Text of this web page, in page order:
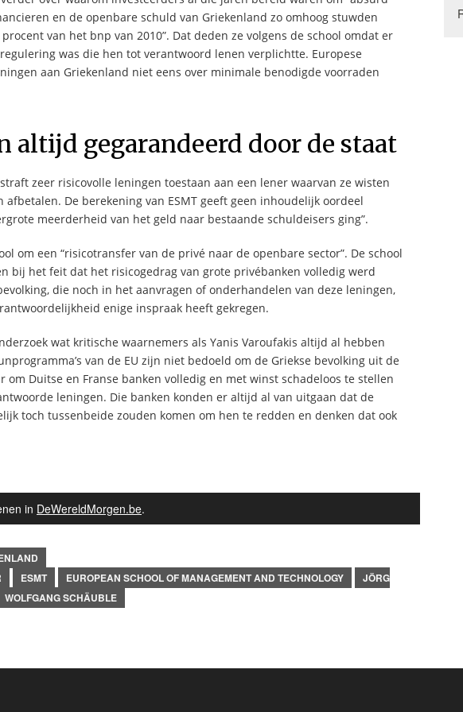
en de openbare schuld van Griekenland zo omhoog stuwden
van het bnp van 2010”. Dat deden ze volgens de school omdat er
was die hen tot verantwoord lenen verplichtte. Europese
aan Griekenland niet eens over minimale benodigde voorraden
altijd gegarandeerd door de staat
zeer risicovolle leningen toestaan aan een lener waarvan ze wisten
De berekening van ESMT geeft geen inhoudelijk oordeel
meerderheid van het geld naar bestaande schuldeisers ging”.
om een “risicotransfer van de privé naar de openbare sector”. De school
bij het feit dat het risicogedrag van grote privébanken volledig werd
die noch in het aanvragen of onderhandelen van deze leningen,
enige inspraak heeft gekregen.
wat kritische waarnemers als Yanis Varoufakis altijd al hebben
van de EU zijn niet bedoeld om de Griekse bevolking uit de
Duitse en Franse banken volledig en met winst schadeloos te stellen
leningen. Die banken konden er altijd al van uitgaan dat de
toch tussenbeide zouden komen om hen te redden en denken dat ook
in DeWereldMorgen.be.
ESMT EUROPEAN SCHOOL OF MANAGEMENT AND TECHNOLOGY
JÖRG
WOLFGANG SCHÄUBLE